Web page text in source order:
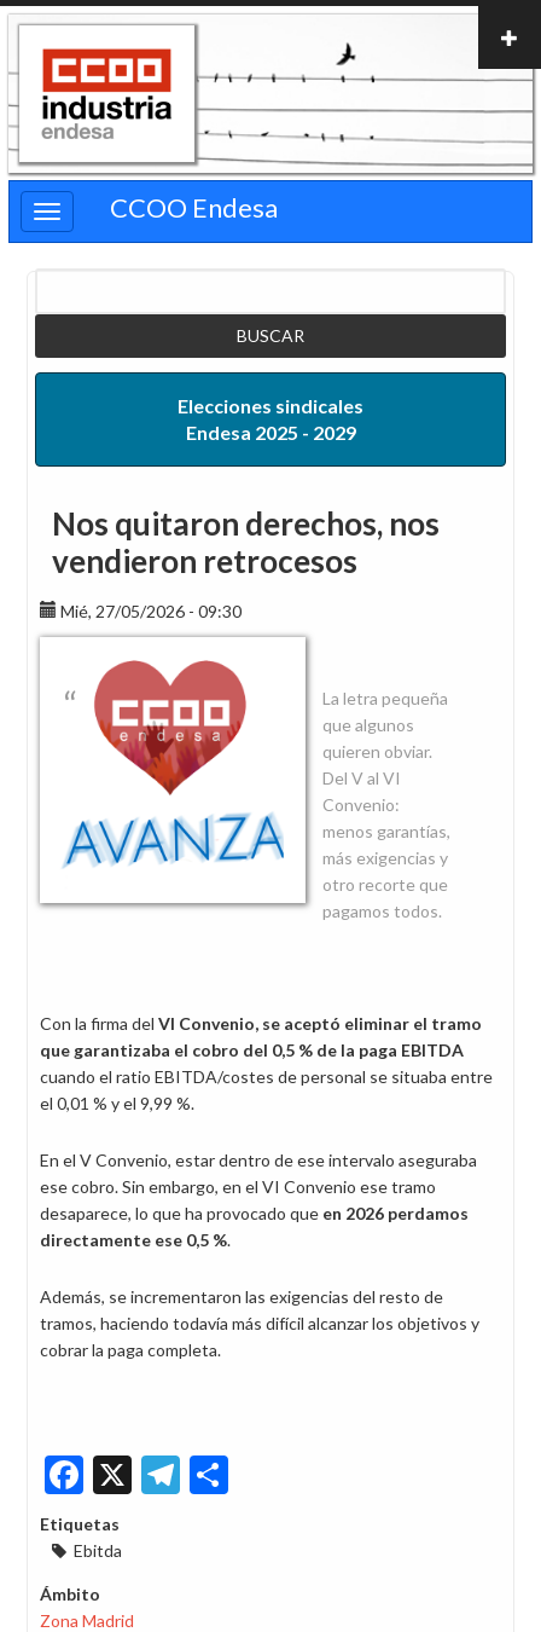
Pasar
contenido
principal
CCOO Endesa
Elecciones sindicales
Endesa 2025 - 2029
Nos quitaron derechos, nos
vendieron retrocesos
Mié, 27/05/2026 - 09:30
La letra pequeña
que algunos
quieren obviar.
Del V al VI
Convenio:
menos garantías,
más exigencias y
otro recorte que
pagamos todos.
Con la firma del VI Convenio, se aceptó eliminar el tramo
que garantizaba el cobro del 0,5 % de la paga EBITDA
cuando el ratio EBITDA/costes de personal se situaba entre
el 0,01 % y el 9,99 %.
En el V Convenio, estar dentro de ese intervalo aseguraba
ese cobro. Sin embargo, en el VI Convenio ese tramo
desaparece, lo que ha provocado que en 2026 perdamos
directamente ese 0,5 %.
Además, se incrementaron las exigencias del resto de
tramos, haciendo todavía más difícil alcanzar los objetivos y
cobrar la paga completa.
Facebook
X Telegram
Etiquetas
Ebitda
Ámbito
Zona Madrid